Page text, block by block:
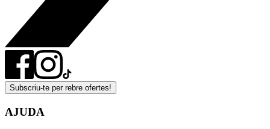
Subscriu-te per rebre ofertes!
AJUDA